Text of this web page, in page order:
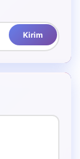
Kirim